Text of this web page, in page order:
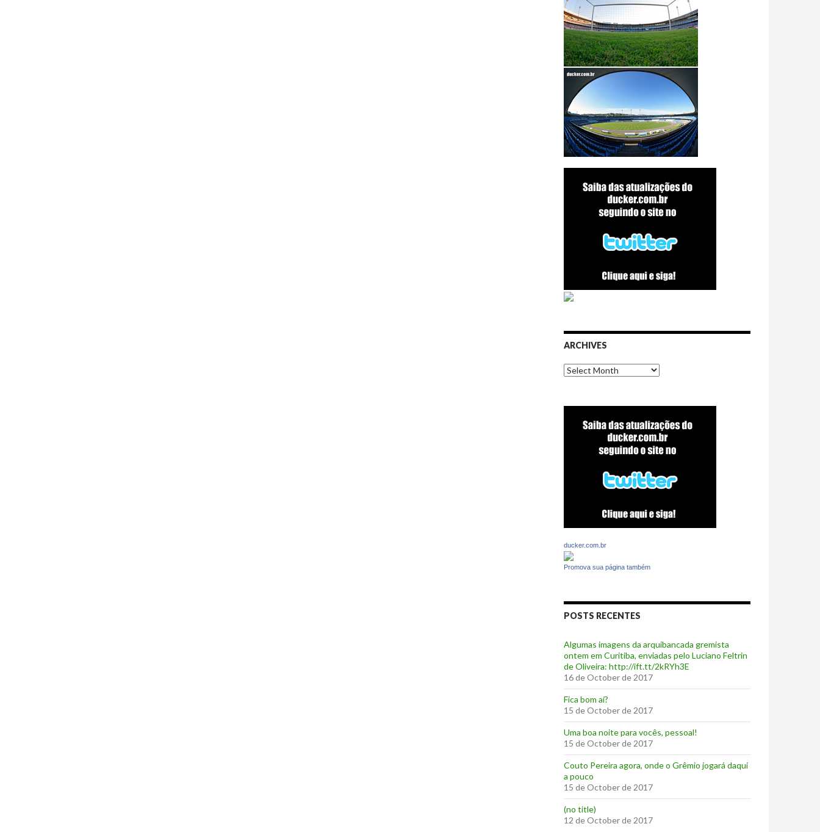
ARCHIVES
Archives
ducker.com.br
Promova sua página também
POSTS RECENTES
Algumas imagens da arquibancada gremista
ontem em Curitiba, enviadas pelo Luciano Feltrin
de Oliveira: http://ift.tt/2kRYh3E
16 de October de 2017
‪Fica bom aí?‬
15 de October de 2017
Uma boa noite para vocês, pessoal!
15 de October de 2017
‪Couto Pereira agora, onde o Grêmio jogará daqui
a pouco ‬
15 de October de 2017
(no title)
12 de October de 2017